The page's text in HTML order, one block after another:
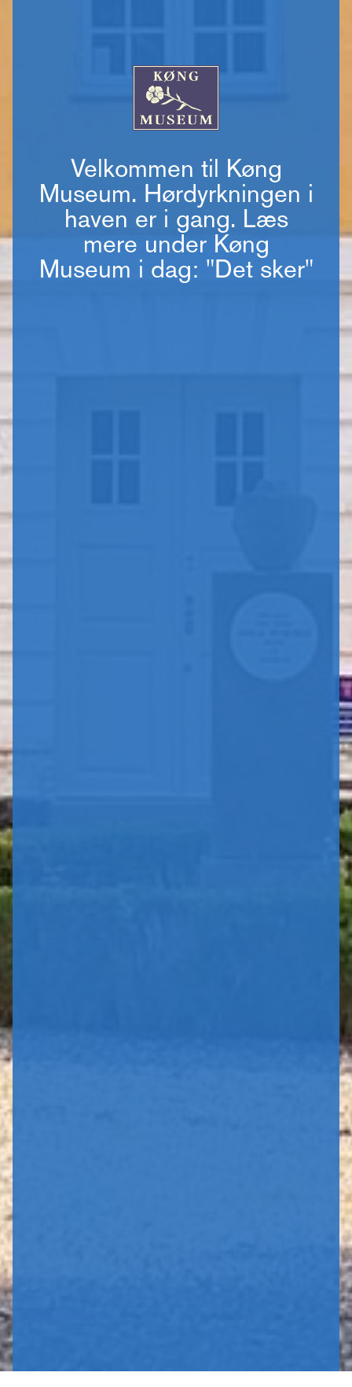
Velkommen til Køng
Museum. Hørdyrkningen i
haven er i gang. Læs
mere under Køng
Museum i dag: "Det sker"